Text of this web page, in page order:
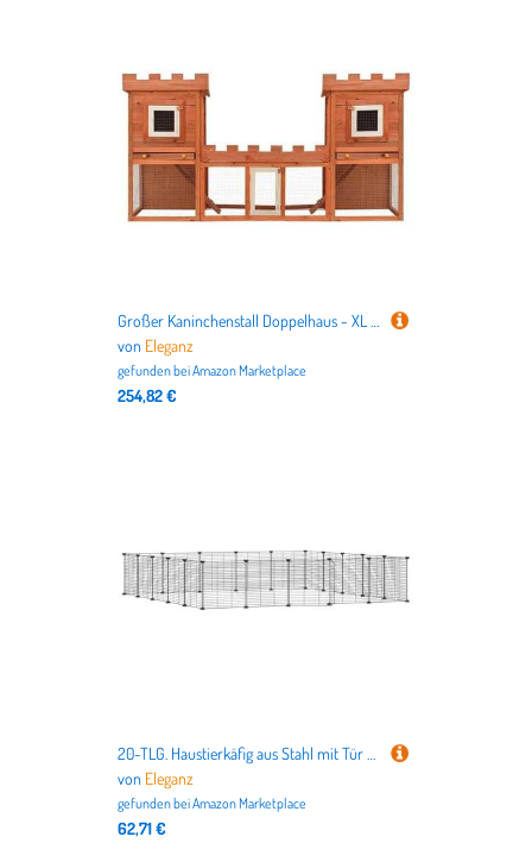
Großer Kaninchenstall Doppelhaus - XL Kleintierkäfig für Außen & Innen mit Auslauf, Robust & Wetterfest - Ideal für Kaninchen, Meerschweinchen & Nagetiere
von Eleganz
gefunden beiAmazon Marketplace
254,82 €
20-TLG. Haustierkäfig aus Stahl mit Tür - 35x35 cm - Robust & Sicher für Kleintiere wie Hamster, Kaninchen & Meerschweinchen - Ideal für Innenräume & Terrarien
von Eleganz
gefunden beiAmazon Marketplace
62,71 €